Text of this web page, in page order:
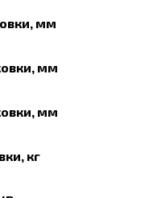
мм
мм
мм
кг